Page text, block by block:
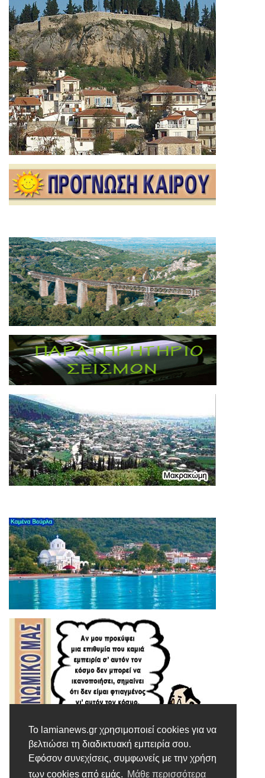
Το lamianews.gr χρησιμοποιεί cookies για να
βελτιώσει τη διαδικτυακή εμπειρία σου.
Εφόσον συνεχίσεις, συμφωνείς με την χρήση
των cookies από εμάς. Μάθε περισσότερα